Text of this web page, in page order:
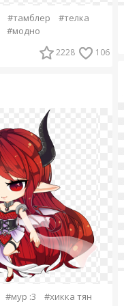
#тамблер
#телка
#модно
2228 106
#мур :3
#хикка тян